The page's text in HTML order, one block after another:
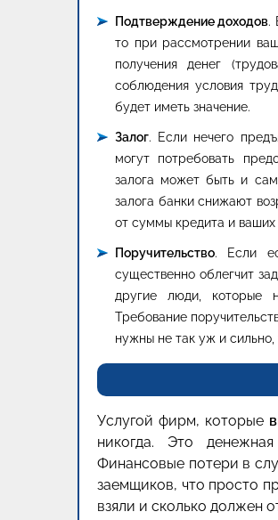
Подтверждение доходов.
то при рассмотрении
получения денег
соблюдения условия
будет иметь значение.
Залог. Если нечего
могут потребовать
залога может быть и
залога банки снижают
от суммы кредита и ваших
Поручительство. Если
существенно облегчит
другие люди, которые
Требование
нужны не так уж и
Услугой фирм, которые
никогда. Это
Финансовые потери в
заемщиков, что просто
взяли и сколько должен